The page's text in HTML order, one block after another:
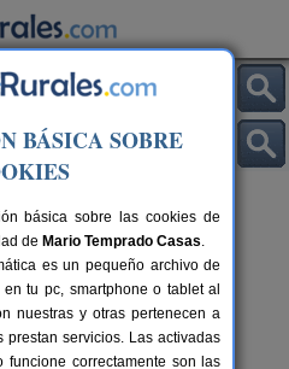
BÁSICA SOBRE
básica sobre las cookies de
de Mario Temprado Casas.
es un pequeño archivo de
tu pc, smartphone o tablet al
nuestras y otras pertenecen a
prestan servicios. Las activadas
funcione correctamente son las